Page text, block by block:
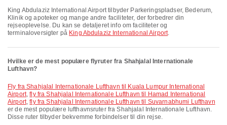
King Abdulaziz International Airport tilbyder Parkeringspladser, Bederum,
Klinik og apoteker og mange andre faciliteter, der forbedrer din
rejseoplevelse. Du kan se detaljeret info om faciliteter og
terminaloversigter på King Abdulaziz International Airport.
Hvilke er de mest populære flyruter fra Shahjalal Internationale
Lufthavn?
fly fra Shahjalal Internationale Lufthavn til Kuala Lumpur International
Airport,fly fra Shahjalal Internationale Lufthavn til Hamad International
Airport,fly fra Shahjalal Internationale Lufthavn til Suvarnabhumi Lufthavn
er de mest populære lufthavnsruter fra Shahjalal Internationale Lufthavn.
Disse ruter tilbyder bekvemme forbindelser til din rejse.